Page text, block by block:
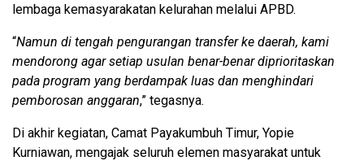
lembaga kemasyarakatan kelurahan melalui APBD.
“Namun di tengah pengurangan transfer ke daerah, kami
mendorong agar setiap usulan benar-benar diprioritaskan
pada program yang berdampak luas dan menghindari
pemborosan anggaran,” tegasnya.
Di akhir kegiatan, Camat Payakumbuh Timur, Yopie
Kurniawan, mengajak seluruh elemen masyarakat untuk